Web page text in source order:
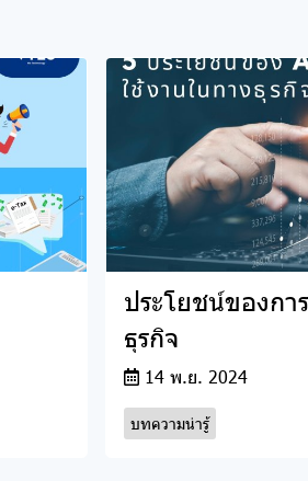
ประโยชน์ของก
ธุรกิจ
14 พ.ย. 2024
บทความน่ารู้